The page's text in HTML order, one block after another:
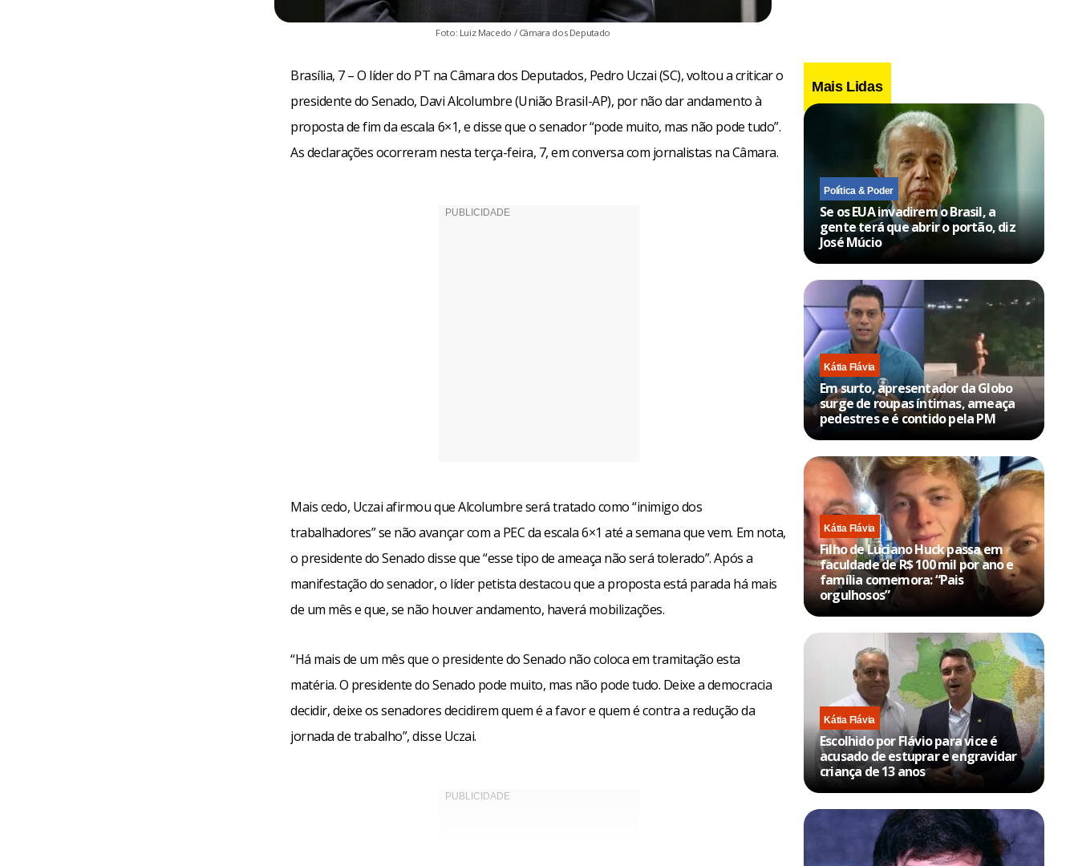
Foto: Luiz Macedo / Câmara dos Deputado
Brasília, 7 – O líder do PT na Câmara dos Deputados, Pedro Uczai (SC), voltou a criticar o
presidente do Senado, Davi Alcolumbre (União Brasil-AP), por não dar andamento à
proposta de fim da escala 6×1, e disse que o senador “pode muito, mas não pode tudo”.
As declarações ocorreram nesta terça-feira, 7, em conversa com jornalistas na Câmara.
Mais cedo, Uczai afirmou que Alcolumbre será tratado como “inimigo dos
trabalhadores” se não avançar com a PEC da escala 6×1 até a semana que vem. Em nota,
o presidente do Senado disse que “esse tipo de ameaça não será tolerado”. Após a
manifestação do senador, o líder petista destacou que a proposta está parada há mais
de um mês e que, se não houver andamento, haverá mobilizações.
“Há mais de um mês que o presidente do Senado não coloca em tramitação esta
matéria. O presidente do Senado pode muito, mas não pode tudo. Deixe a democracia
decidir, deixe os senadores decidirem quem é a favor e quem é contra a redução da
jornada de trabalho”, disse Uczai.
Mais Lidas
Política & Poder
Se os EUA invadirem o Brasil, a
gente terá que abrir o portão, diz
José Múcio
Kátia Flávia
Em surto, apresentador da Globo
surge de roupas íntimas, ameaça
pedestres e é contido pela PM
Kátia Flávia
Filho de Luciano Huck passa em
faculdade de R$ 100 mil por ano e
família comemora: “Pais
orgulhosos”
Kátia Flávia
Escolhido por Flávio para vice é
acusado de estuprar e engravidar
criança de 13 anos